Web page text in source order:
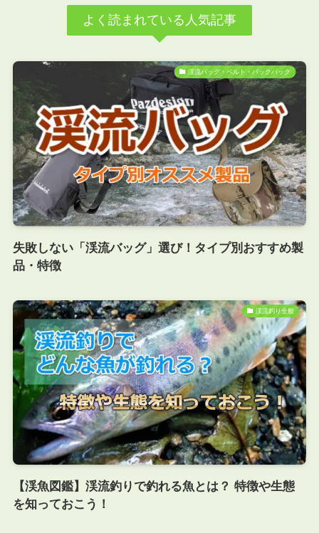
よく読まれている人気記事
渓流バッグ・ベルト・パックパック
失敗しない「渓流バッグ」選び！タイプ別おすすめ製
品・特徴
渓流釣り全般
【渓魚図鑑】渓流釣りで釣れる魚とは？ 特徴や生態
を知っておこう！